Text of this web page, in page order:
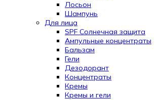
Лосьон
Шампунь
Для лица
SPF Солнечная защита
Ампульные концентраты
Бальзам
Гели
Дезодорант
Концентраты
Кремы
Кремы и гели